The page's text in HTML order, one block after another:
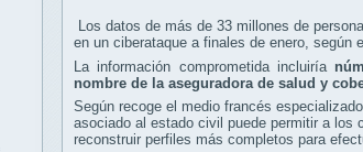
Los datos de más de 33 millones de
en un ciberataque a finales de enero, según
La información comprometida incluiría
nombre de la aseguradora de salud y
Según recoge el medio francés
asociado al estado civil puede permitir a los
reconstruir perfiles más completos para